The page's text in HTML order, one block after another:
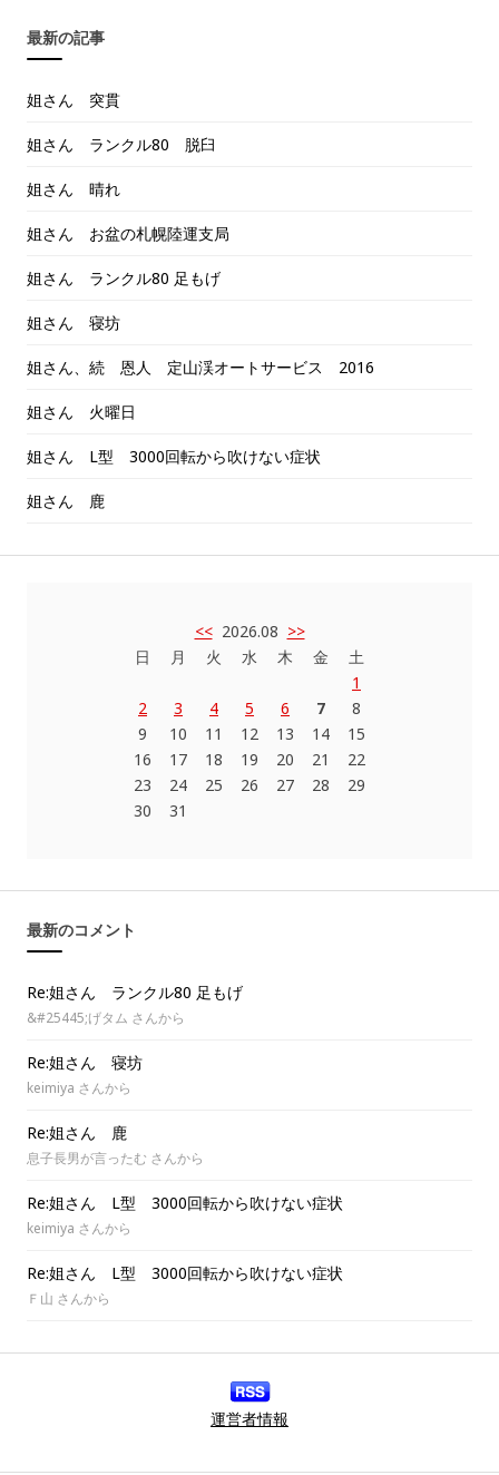
最新の記事
姐さん 突貫
姐さん ランクル80 脱臼
姐さん 晴れ
姐さん お盆の札幌陸運支局
姐さん ランクル80 足もげ
姐さん 寝坊
姐さん、続 恩人 定山渓オートサービス 2016
姐さん 火曜日
姐さん L型 3000回転から吹けない症状
姐さん 鹿
<<2026.08 >>
日
2
9
16
23
30
月
3
10
17
24
31
火
4
11
18
25
水
5
12
19
26
木
6
13
20
27
金
7
14
21
28
土
1
8
15
22
29
最新のコメント
Re:姐さん ランクル80 足もげ
&#25445;げタム さんから
Re:姐さん 寝坊
keimiya さんから
Re:姐さん 鹿
息子長男が言ったむ さんから
Re:姐さん L型 3000回転から吹けない症状
keimiya さんから
Re:姐さん L型 3000回転から吹けない症状
Ｆ山 さんから
運営者情報